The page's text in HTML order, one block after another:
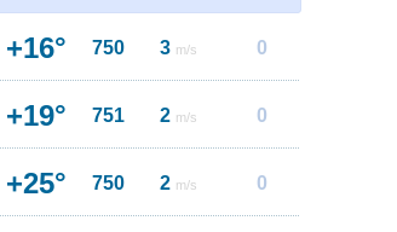
+16° 750 3 m/s 0
+19° 751 2 m/s 0
+25° 750 2 m/s 0